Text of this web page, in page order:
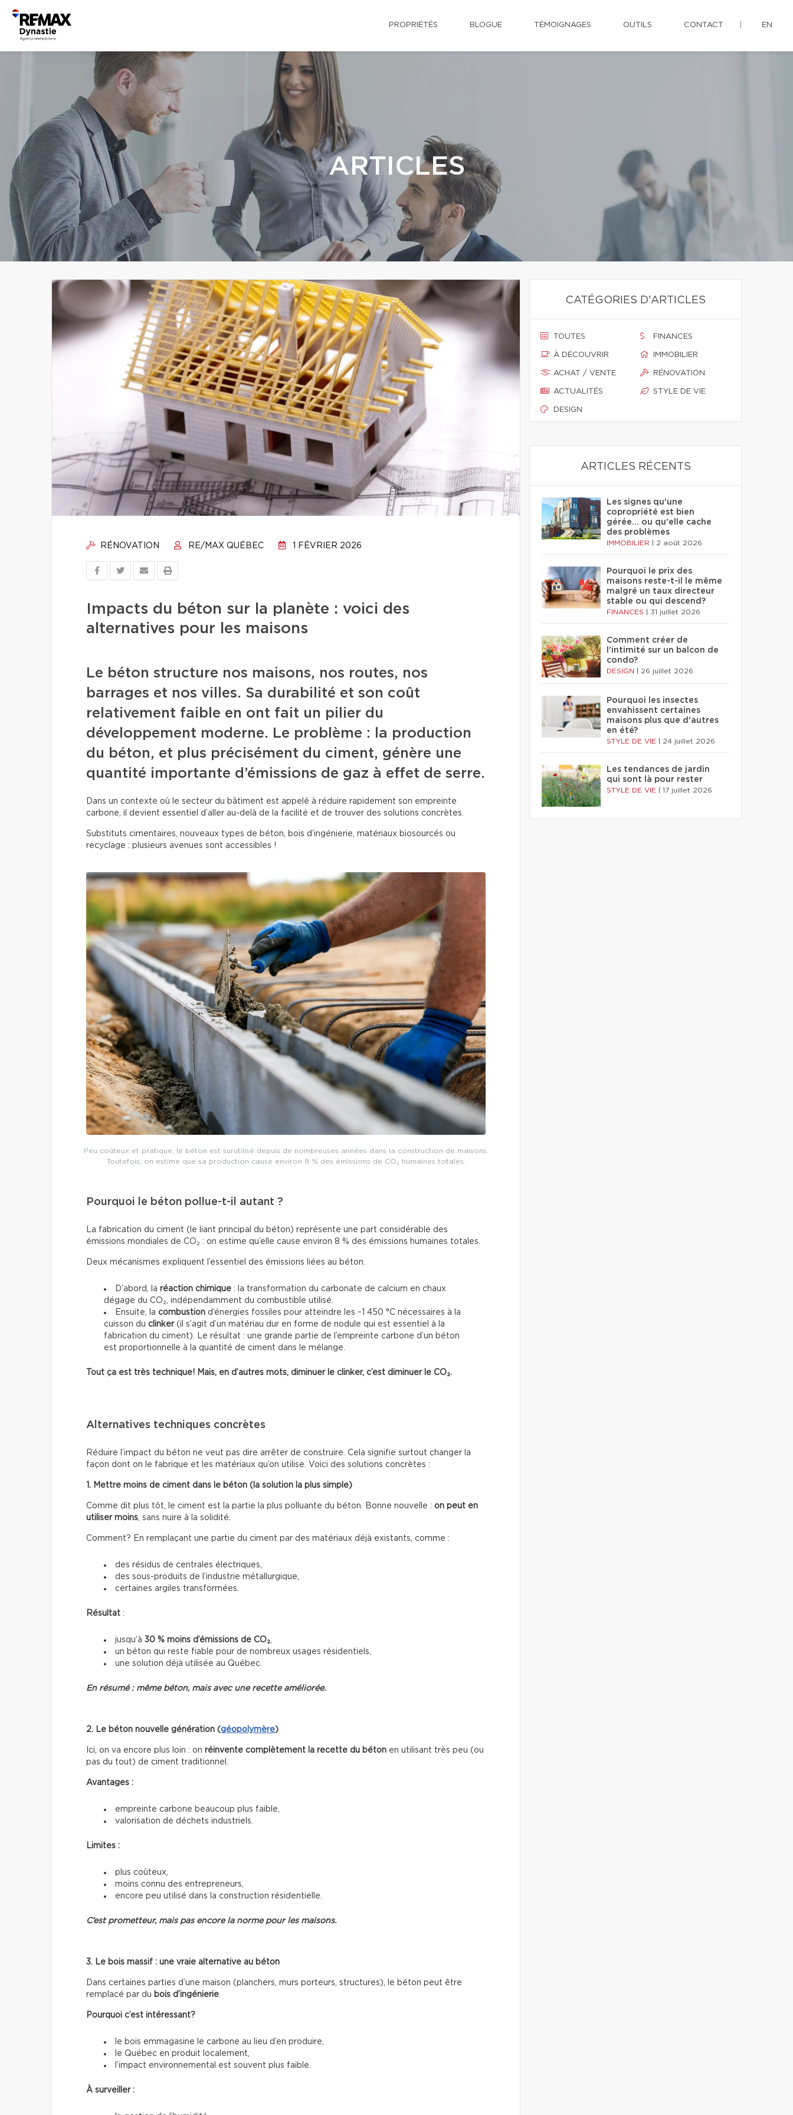
PROPRIÉTÉS BLOGUE TÉMOIGNAGES OUTILS CONTACT EN
ARTICLES
RÉNOVATION RE/MAX QUÉBEC 1 FÉVRIER 2026
Impacts du béton sur la planète : voici des
alternatives pour les maisons
Le béton structure nos maisons, nos routes, nos
barrages et nos villes. Sa durabilité et son coût
relativement faible en ont fait un pilier du
développement moderne. Le problème : la production
du béton, et plus précisément du ciment, génère une
quantité importante d’émissions de gaz à effet de serre.
Dans un contexte où le secteur du bâtiment est appelé à réduire rapidement son empreinte
carbone, il devient essentiel d’aller au-delà de la facilité et de trouver des solutions concrètes.
Substituts cimentaires, nouveaux types de béton, bois d’ingénierie, matériaux biosourcés ou
recyclage : plusieurs avenues sont accessibles !
Peu coûteux et pratique, le béton est surutilisé depuis de nombreuses années dans la construction de maisons.
Toutefois, on estime que sa production cause environ 8 % des émissions de CO₂ humaines totales.
Pourquoi le béton pollue-t-il autant ?
La fabrication du ciment (le liant principal du béton) représente une part considérable des
émissions mondiales de CO₂ : on estime qu’elle cause environ 8 % des émissions humaines totales.
Deux mécanismes expliquent l’essentiel des émissions liées au béton.
D’abord, la réaction chimique : la transformation du carbonate de calcium en chaux
dégage du CO₂, indépendamment du combustible utilisé.
Ensuite, la combustion d’énergies fossiles pour atteindre les ~1 450 °C nécessaires à la
cuisson du clinker(il s’agit d’un matériau dur en forme de nodule qui est essentiel à la
fabrication du ciment). Le résultat : une grande partie de l’empreinte carbone d’un béton
est proportionnelle à la quantité de ciment dans le mélange.
Tout ça est très technique! Mais, en d’autres mots, diminuer le clinker, c’est diminuer le CO₂.
Alternatives techniques concrètes
Réduire l’impact du béton ne veut pas dire arrêter de construire. Cela signifie surtout changer la
façon dont on le fabrique et les matériaux qu’on utilise. Voici des solutions concrètes :
1. Mettre moins de ciment dans le béton (la solution la plus simple)
Comme dit plus tôt, le ciment est la partie la plus polluante du béton. Bonne nouvelle : on peut en
utiliser moins , sans nuire à la solidité.
Comment? En remplaçant une partie du ciment par des matériaux déjà existants, comme :
des résidus de centrales électriques,
des sous-produits de l’industrie métallurgique,
certaines argiles transformées.
Résultat :
jusqu’à 30 % moins d’émissions de CO₂
un béton qui reste fiable pour de nombreux usages résidentiels,
une solution déjà utilisée au Québec.
En résumé : même béton, mais avec une recette améliorée.
2. Le béton nouvelle génération (géopolymère)
Ici, on va encore plus loin : on réinvente complètement la recette du béton en utilisant très peu (ou
pas du tout) de ciment traditionnel.
Avantages :
empreinte carbone beaucoup plus faible,
valorisation de déchets industriels.
Limites :
plus coûteux,
moins connu des entrepreneurs,
encore peu utilisé dans la construction résidentielle.
C’est prometteur, mais pas encore la norme pour les maisons.
3. Le bois massif : une vraie alternative au béton
Dans certaines parties d’une maison (planchers, murs porteurs, structures), le béton peut être
remplacé par du bois d’ingénierie
Pourquoi c’est intéressant?
le bois emmagasine le carbone au lieu d’en produire,
le Québec en produit localement,
l’impact environnemental est souvent plus faible.
À surveiller :
CATÉGORIES D'ARTICLES
TOUTES
À DÉCOUVRIR
ACHAT / VENTE
ACTUALITÉS
DESIGN
FINANCES
IMMOBILIER
RÉNOVATION
STYLE DE VIE
ARTICLES RÉCENTS
Les signes qu'une
copropriété est bien
gérée… ou qu'elle cache
des problèmes
IMMOBILIER 2 août 2026
Pourquoi le prix des
maisons reste-t-il le même
malgré un taux directeur
stable ou qui descend?
FINANCES 31 juillet 2026
Comment créer de
l'intimité sur un balcon de
condo?
DESIGN 26 juillet 2026
Pourquoi les insectes
envahissent certaines
maisons plus que d'autres
en été?
STYLE DE VIE 24 juillet 2026
Les tendances de jardin
qui sont là pour rester
STYLE DE VIE 17 juillet 2026